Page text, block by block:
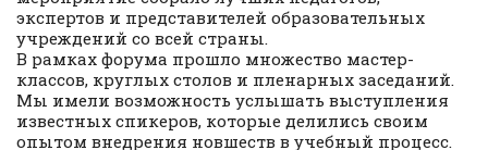
экспертов и представителей образовательных
учреждений со всей страны.
В рамках форума прошло множество мастер-
классов, круглых столов и пленарных заседаний.
Мы имели возможность услышать выступления
известных спикеров, которые делились своим
опытом внедрения новшеств в учебный процесс.